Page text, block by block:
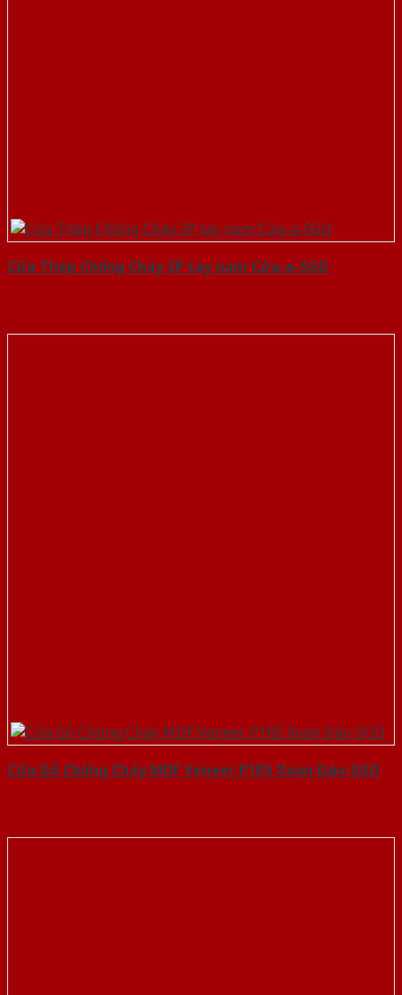
Cửa Thép Chống Cháy 2P tay nam Cửa-a-SGD
Cửa Gỗ Chống Cháy MDF Veneer P1R5 Xoan Đào-SGD